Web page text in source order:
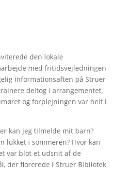
den lokale
med fritidsvejledningen
informationsaften på Struer
deltog i arrangementet,
og forplejningen var helt i
kan jeg tilmelde mit barn?
lukket i sommeren? Hvor kan
var blot et udsnit af de
der florerede i Struer Bibliotek